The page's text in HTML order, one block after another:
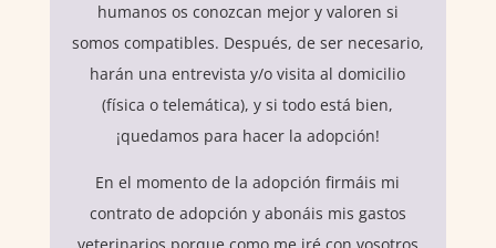
humanos os conozcan mejor y valoren si
somos compatibles. Después, de ser necesario,
harán una entrevista y/o visita al domicilio
(física o telemática), y si todo está bien,
¡quedamos para hacer la adopción!
En el momento de la adopción firmáis mi
contrato de adopción y abonáis mis gastos